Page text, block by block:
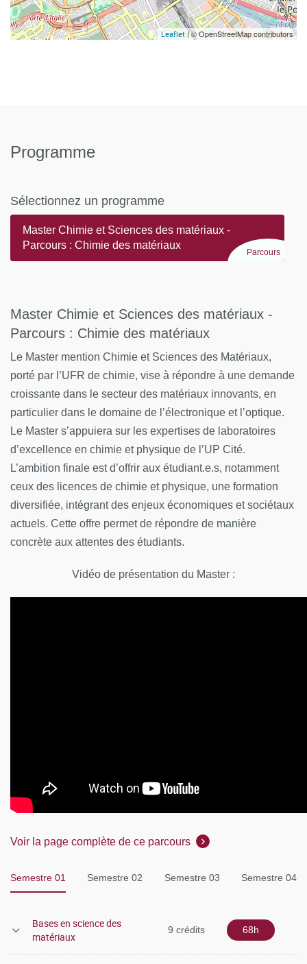
Leaflet | © OpenStreetMap contributors
Programme
Sélectionnez un programme
Master Chimie et Sciences des matériaux -
Parcours : Chimie des matériaux
Parcours
Master Chimie et Sciences des matériaux -
Parcours : Chimie des matériaux
Le Master mention Chimie et Sciences des Matériaux,
porté par l’UFR de chimie, vise à répondre à une demande
croissante dans le secteur des matériaux innovants, en
particulier dans le domaine de l’électronique et l’optique.
Le Master s’appuiera sur les expertises de laboratoires
d’excellence en chimie et physique de l’UP Cité.
L’ambition finale est d’offrir aux étudiant.e.s, notamment
ceux des licences de chimie et physique, une formation
diversifiée, intégrant des enjeux économiques et sociétaux
actuels. Cette offre permet de répondre de manière
concrète aux attentes des étudiants.
Vidéo de présentation du Master :
Voir la page complète de ce parcours
Semestre 01 Semestre 02 Semestre 03 Semestre 04
Bases en science des
matériaux
9 crédits 68h